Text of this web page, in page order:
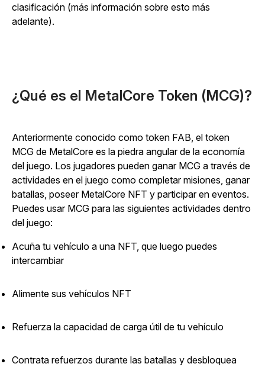
clasificación (más información sobre esto más
adelante).
¿Qué es el MetalCore Token (MCG)?
Anteriormente conocido como token FAB, el token
MCG de MetalCore es la piedra angular de la economía
del juego. Los jugadores pueden ganar MCG a través de
actividades en el juego como completar misiones, ganar
batallas, poseer MetalCore NFT y participar en eventos.
Puedes usar MCG para las siguientes actividades dentro
del juego:
Acuña tu vehículo a una NFT, que luego puedes
intercambiar
Alimente sus vehículos NFT
Refuerza la capacidad de carga útil de tu vehículo
Contrata refuerzos durante las batallas y desbloquea